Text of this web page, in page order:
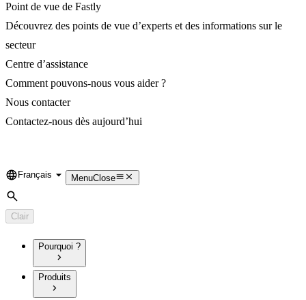
Point de vue de Fastly
Découvrez des points de vue d’experts et des informations sur le
secteur
Centre d’assistance
Comment pouvons-nous vous aider ?
Nous contacter
Contactez-nous dès aujourd’hui
Language
Français MenuClose
Rechercher
Clair
Pourquoi ?
Produits